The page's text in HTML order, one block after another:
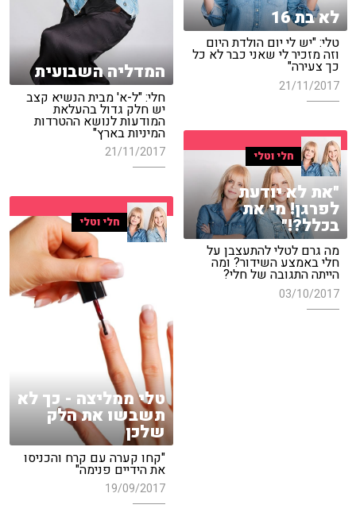
המדליה השבועית
חלי: "ל-א' מבית הנשיא קצב
יש חלק גדול בהעלאת
המודעות לנושא ההטרדות
המיניות בארץ"
21/11/2017
לא בת 16
טלי: "יש לי יום הולדת היום
וזה מזכיר לי שאני כבר לא כל
כך צעירה"
21/11/2017
חלי וטלי
"את לא יודעת
לפרגן! מי את
בכלל?!"
מה גרם לטלי להתעצבן על
חלי באמצע השידור? ומה
הייתה התגובה של חלי?
03/10/2017
חלי וטלי
טלי ממליצה - כך לא
תשבשו את הלק
שלכן
"קחו קערה עם קרח והכניסו
את הידיים פנימה"
19/09/2017